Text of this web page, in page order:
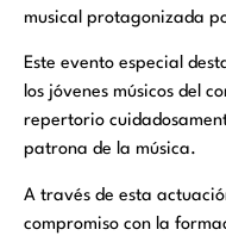
musical protagonizada
Este evento especial
los jóvenes músicos del
repertorio
patrona de la música.
A través de esta
compromiso con la